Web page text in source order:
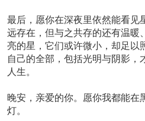
最后，愿你在深夜里依然能看见
远存在，但与之共存的还有温暖
亮的星，它们或许微小，却足以
自己的全部，包括光明与阴影，
人生。
晚安，亲爱的你。愿你我都能在
灯。